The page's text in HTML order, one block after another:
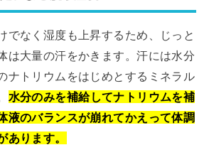
でなく湿度も上昇するため、じっと
は大量の汗をかきます。汗には水分
ナトリウムをはじめとするミネラル
水分のみを補給してナトリウムを補
液のバランスが崩れてかえって体調
あります。